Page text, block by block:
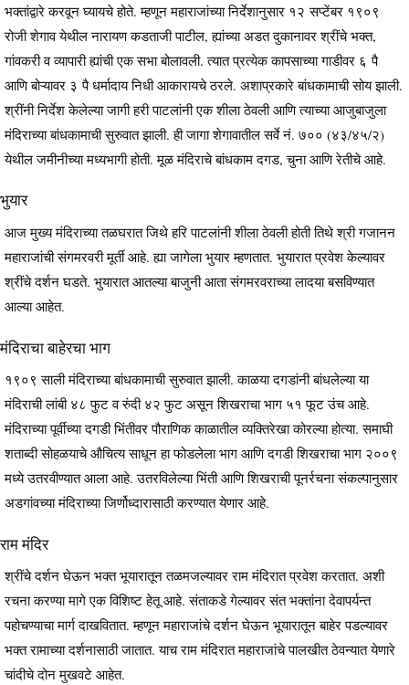
भक्तांद्वारे करवून घ्यायचे होते. म्हणून महाराजांच्या निर्देशानुसार १२ सप्टेंबर १९०९
रोजी शेगाव येथील नारायण कडताजी पाटील, ह्यांच्या अडत दुकानावर श्रींचे भक्त,
गांवकरी व व्यापारी ह्यांची एक सभा बोलावली. त्यात प्रत्येक कापसाच्या गाडीवर ६ पै
आणि बोऱ्यावर ३ पै धर्मादाय निधी आकारायचे ठरले. अशाप्रकारे बांधकामाची सोय झाली.
श्रींनी निर्देश केलेल्या जागी हरी पाटलांनी एक शीला ठेवली आणि त्याच्या आजुबाजुला
मंदिराच्या बांधकामाची सुरुवात झाली. ही जागा शेगावातील सर्वे नं. ७०० (४३/४५/२)
येथील जमीनीच्या मध्यभागी होती. मूळ मंदिराचे बांधकाम दगड, चुना आणि रेतीचे आहे.
भुयार
आज मुख्य मंदिराच्या तळघरात जिथे हरि पाटलांनी शीला ठेवली होती तिथे श्री गजानन
महाराजांची संगमरवरी मूर्ती आहे. ह्या जागेला भुयार म्हणतात. भुयारात प्रवेश केल्यावर
श्रींचे दर्शन घडते. भुयारात आतल्या बाजुनी आता संगमरवराच्या लादया बसविण्यात
आल्या आहेत.
मंदिराचा बाहेरचा भाग
१९०९ साली मंदिराच्या बांधकामाची सुरुवात झाली. काळया दगडांनी बांधलेल्या या
मंदिराची लांबी ४८ फुट व रुंदी ४२ फुट असून शिखराचा भाग ५१ फूट उंच आहे.
मंदिराच्या पूर्वीच्या दगडी भिंतीवर पौराणिक काळातील व्यक्तिरेखा कोरल्या होत्या. समाघी
शताब्दी सोहळयाचे औचित्य साधून हा फोडलेला भाग आणि दगडी शिखराचा भाग २००९
मध्ये उतरवीण्यात आला आहे. उतरविलेल्या भिंती आणि शिखराची पूनर्रचना संकल्पानुसार
अडगांवच्या मंदिराच्या जिर्णोध्दारासाठी करण्यात येणार आहे.
राम मंदिर
श्रींचे दर्शन घेऊन भक्त भूयारातून तळमजल्यावर राम मंदिरात प्रवेश करतात. अशी
रचना करण्या मागे एक विशिष्ट हेतू आहे. संताकडे गेल्यावर संत भक्तांना देवापर्यन्त
पहोचण्याचा मार्ग दाखवितात. म्हणून महाराजांचे दर्शन घेऊन भूयारातून बाहेर पडल्यावर
भक्त रामाच्या दर्शनासाठी जातात. याच राम मंदिरात महाराजांचे पालखीत ठेवन्यात येणारे
चांदीचे दोन मुखवटे आहेत.